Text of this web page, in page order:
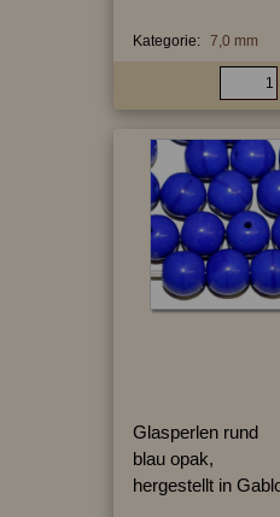
Kategorie: 7,0 mm
Glasperlen rund
blau opak,
hergestellt in